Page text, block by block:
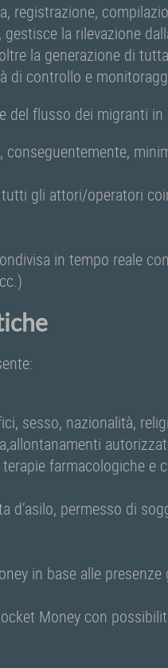
registrazione,
la rilevazione
la generazione di
di controllo e
del flusso dei migranti in
tutti gli attori/operatori
in tempo reale
sesso, nazionalità,
farmacologiche e
d’asilo, permesso di
in base alle presenze
Money con